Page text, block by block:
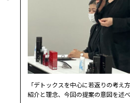
「デトックスを中心に若返りの考え
紹介と理念、今回の提案の意図を述